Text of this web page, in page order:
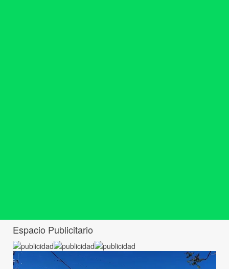
Espacio Publicitario